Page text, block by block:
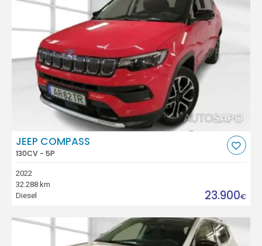
JEEP COMPASS
130CV - 5P
2022
32.288 km
Diesel
23.900€